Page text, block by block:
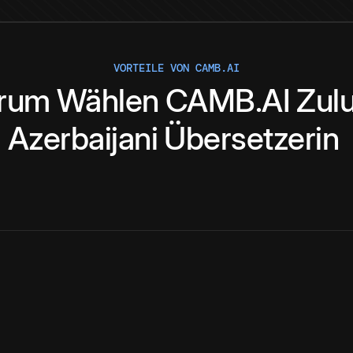
VORTEILE VON CAMB.AI
Wählen CAMB.AI
Azerbaijani Übersetzerin